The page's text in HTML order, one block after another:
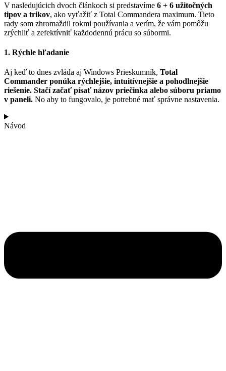
V nasledujúcich dvoch článkoch si predstavíme 6 + 6 užitočných
tipov a trikov, ako vyťažiť z Total Commandera maximum. Tieto
rady som zhromaždil rokmi používania a verím, že vám pomôžu
zrýchliť a zefektívniť každodennú prácu so súbormi.
1. Rýchle hľadanie
Aj keď to dnes zvláda aj Windows Prieskumník, Total
Commander ponúka rýchlejšie, intuitívnejšie a pohodlnejšie
riešenie. Stačí začať písať názov priečinka alebo súboru priamo
v paneli. No aby to fungovalo, je potrebné mať správne nastavenia.
Návod